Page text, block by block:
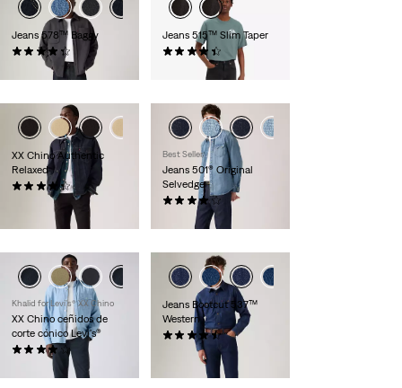
Jeans 578™ Baggy
(254)
110,00 €
Jeans 515™ Slim Taper
(221)
XX Chino Authentic
Relaxed
(265)
Best Seller
Jeans 501® Original
Selvedge
(534)
160,00 €
Khalid for Levi’s® XX Chino
XX Chino ceñidos de
corte cónico Levi's®
(483)
Jeans Bootcut 537™
Western
(190)
110,00 €